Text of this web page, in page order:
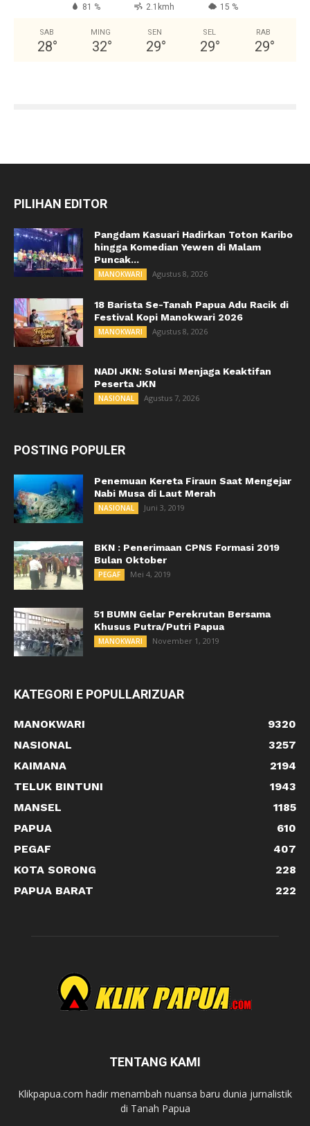
81 % 2.1kmh 15 %
SAB
28°
MING
32°
SEN
29°
SEL
29°
RAB
29°
PILIHAN EDITOR
Pangdam Kasuari Hadirkan Toton Karibo
hingga Komedian Yewen di Malam
Puncak...
MANOKWARI Agustus 8, 2026
18 Barista Se-Tanah Papua Adu Racik di
Festival Kopi Manokwari 2026
MANOKWARI Agustus 8, 2026
NADI JKN: Solusi Menjaga Keaktifan
Peserta JKN
NASIONAL Agustus 7, 2026
POSTING POPULER
Penemuan Kereta Firaun Saat Mengejar
Nabi Musa di Laut Merah
NASIONAL Juni 3, 2019
BKN : Penerimaan CPNS Formasi 2019
Bulan Oktober
PEGAF Mei 4, 2019
51 BUMN Gelar Perekrutan Bersama
Khusus Putra/Putri Papua
MANOKWARI November 1, 2019
KATEGORI E POPULLARIZUAR
MANOKWARI
9320
NASIONAL
3257
KAIMANA
2194
TELUK BINTUNI
1943
MANSEL
1185
PAPUA
610
PEGAF
407
KOTA SORONG
228
PAPUA BARAT
222
TENTANG KAMI
Klikpapua.com hadir menambah nuansa baru dunia jurnalistik
di Tanah Papua